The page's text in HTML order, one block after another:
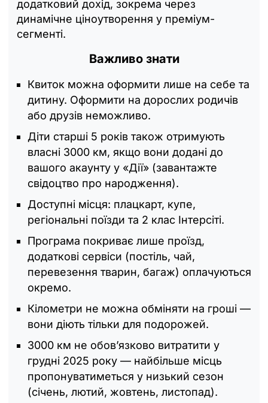
додатковий дохід, зокрема через
динамічне ціноутворення у преміум-
сегменті.
Важливо знати
Квиток можна оформити лише на себе та
дитину. Оформити на дорослих родичів
або друзів неможливо.
Діти старші 5 років також отримують
власні 3000 км, якщо вони додані до
вашого акаунту у «Дії» (завантажте
свідоцтво про народження).
Доступні місця: плацкарт, купе,
регіональні поїзди та 2 клас Інтерсіті.
Програма покриває лише проїзд,
додаткові сервіси (постіль, чай,
перевезення тварин, багаж) оплачуються
окремо.
Кілометри не можна обміняти на гроші —
вони діють тільки для подорожей.
3000 км не обов’язково витратити у
грудні 2025 року — найбільше місць
пропонуватиметься у низький сезон
(січень, лютий, жовтень, листопад).